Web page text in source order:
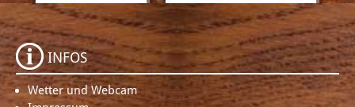
INFOS
Wetter und Webcam